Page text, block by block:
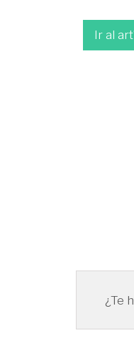
Ir al
¿Te